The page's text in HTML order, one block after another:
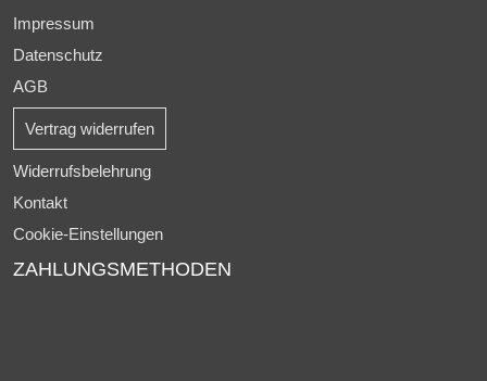
Impressum
Datenschutz
AGB
Vertrag widerrufen
Widerrufsbelehrung
Kontakt
Cookie-Einstellungen
ZAHLUNGSMETHODEN